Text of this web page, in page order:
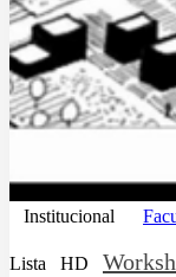
Institucional
Lista HD